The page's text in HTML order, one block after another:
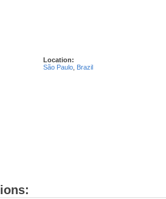
Location:
São Paulo Brazil